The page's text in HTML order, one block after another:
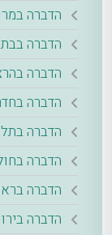
הדברה
הדברה
הדברה
הדברה
הדברה
הדברה
הדברה
הדברה